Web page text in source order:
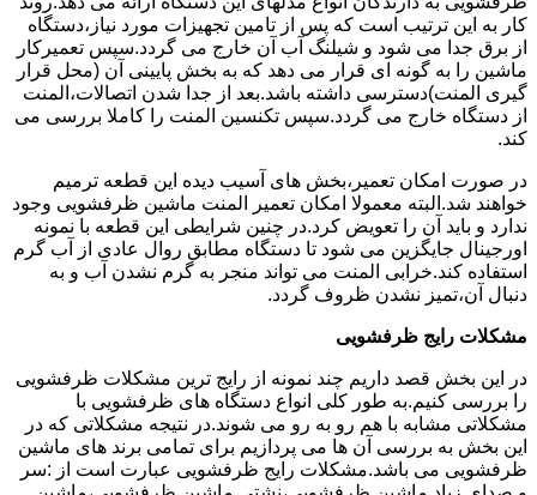
کار به این ترتیب است که پس از تامین تجهیزات مورد نیاز،دستگاه
از برق جدا می شود و شیلنگ آب آن خارج می گردد.سپس تعمیرکار
ماشین را به گونه ای قرار می دهد که به بخش پایینی آن (محل قرار
گیری المنت)دسترسی داشته باشد.بعد از جدا شدن اتصالات،المنت
از دستگاه خارج می گردد.سپس تکنسین المنت را کاملا بررسی می
کند.
در صورت امکان تعمیر،بخش های آسیب دیده این قطعه ترمیم
خواهند شد.البته معمولا امکان تعمیر المنت ماشین ظرفشویی وجود
ندارد و باید آن را تعویض کرد.در چنین شرایطی این قطعه با نمونه
اورجینال جایگزین می شود تا دستگاه مطابق روال عادی از آب گرم
استفاده کند.خرابی المنت می تواند منجر به گرم نشدن آب و به
دنبال آن،تمیز نشدن ظروف گردد.
مشکلات رایج ظرفشویی
در این بخش قصد داریم چند نمونه از رایج ترین مشکلات ظرفشویی
را بررسی کنیم.به طور کلی انواع دستگاه های ظرفشویی با
مشکلاتی مشابه با هم رو به رو می شوند.در نتیجه مشکلاتی که در
این بخش به بررسی آن ها می پردازیم برای تمامی برند های ماشین
ظرفشویی می باشد.مشکلات رایج ظرفشویی عبارت است از :سر